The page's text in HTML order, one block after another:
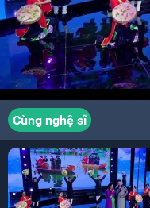
Cùng nghệ sĩ